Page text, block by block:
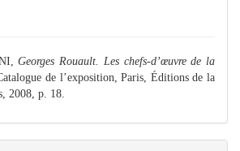
Georges Rouault. Les chefs-d’œuvre de la
de l’exposition, Paris, Éditions de la
2008, p. 18.